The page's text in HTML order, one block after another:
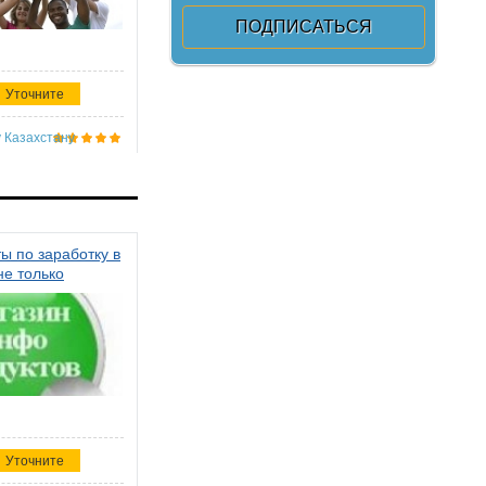
Уточните
Казахстану
по заработку в
только
Уточните